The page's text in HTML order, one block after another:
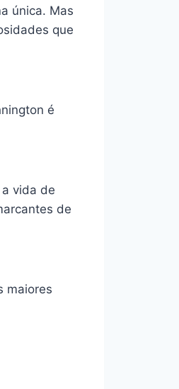
única. Mas
que
é
vida de
de
maiores